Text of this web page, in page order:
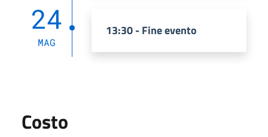
24
MAG
13:30 - Fine evento
Costo